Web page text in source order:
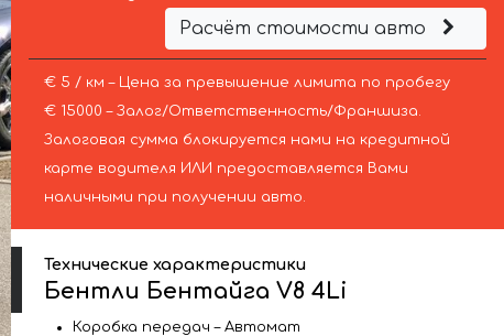
Расчёт стоимости авто
€ 5 / км – Цена за превышение лимита по пробегу
€ 15000 – Залог/Ответственность/Франшиза.
Залоговая сумма блокируется нами на кредитной
карте водителя ИЛИ предоставляется Вами
наличными при получении авто.
Технические характеристики
Бентли Бентайга V8 4Li
Коробка передач – Автомат